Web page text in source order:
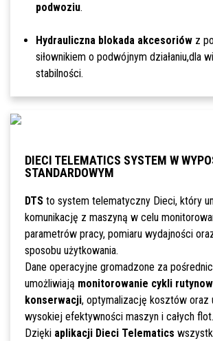
podwoziu.
Hydrauliczna blokada akcesoriówz
siłownikiem o podwójnym działaniu,dla
stabilności.
DIECI TELEMATICS SYSTEM W
STANDARDOWYM
DTSto system telematyczny Dieci, który
komunikację z maszyną w celu
parametrów pracy, pomiaru wydajności
sposobu użytkowania.
Dane operacyjne gromadzone za
umożliwiają monitorowanie cykli
konserwacji, optymalizację kosztów oraz
wysokiej efektywności maszyn i całych flot.
Dzięki aplikacji Dieci Telematics